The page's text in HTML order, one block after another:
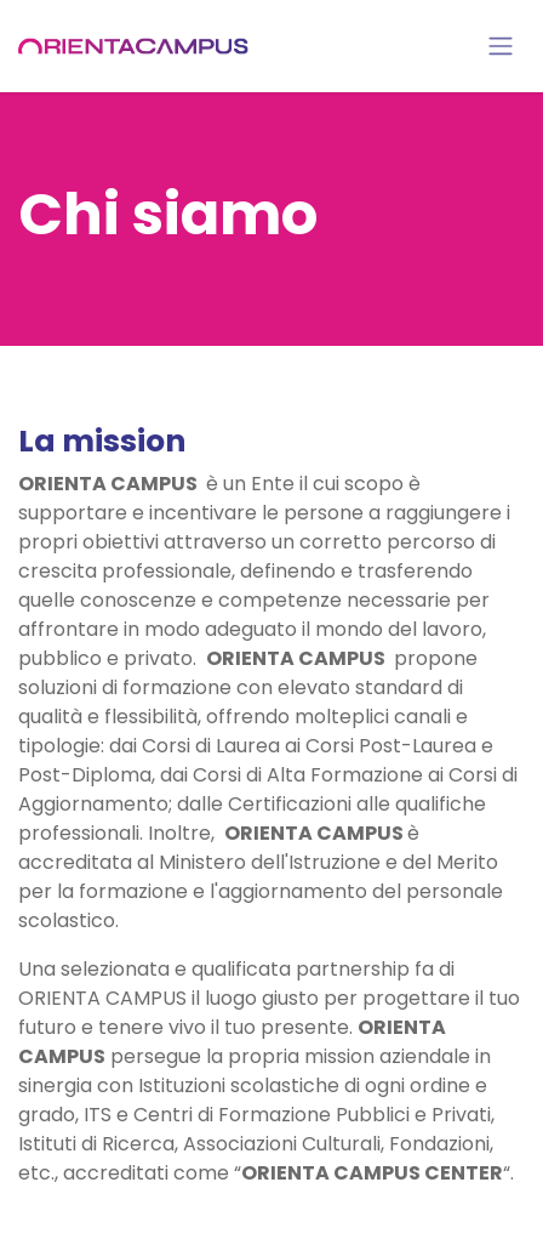
Chi siamo
La mission
ORIENTA CAMPUS è un Ente il cui scopo è
supportare e incentivare le persone a raggiungere i
propri obiettivi attraverso un corretto percorso di
crescita professionale, definendo e trasferendo
quelle conoscenze e competenze necessarie per
affrontare in modo adeguato il mondo del lavoro,
pubblico e privato. ORIENTA CAMPUS propone
soluzioni di formazione con elevato standard di
qualità e flessibilità, offrendo molteplici canali e
tipologie: dai Corsi di Laurea ai Corsi Post-Laurea e
Post-Diploma, dai Corsi di Alta Formazione ai Corsi di
Aggiornamento; dalle Certificazioni alle qualifiche
professionali. Inoltre, ORIENTA CAMPUSè
accreditata al Ministero dell'Istruzione e del Merito
per la formazione e l'aggiornamento del personale
scolastico.
Una selezionata e qualificata partnership fa di
ORIENTA CAMPUS il luogo giusto per progettare il tuo
futuro e tenere vivo il tuo presente. ORIENTA
CAMPUS persegue la propria mission aziendale in
sinergia con Istituzioni scolastiche di ogni ordine e
grado, ITS e Centri di Formazione Pubblici e Privati,
Istituti di Ricerca, Associazioni Culturali, Fondazioni,
etc., accreditati come “ORIENTA CAMPUS CENTER“.